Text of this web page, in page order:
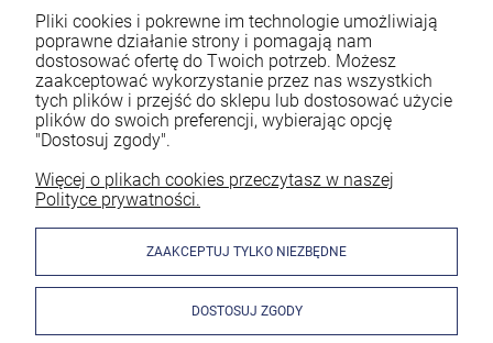
Pliki cookies i pokrewne im technologie umożliwiają
poprawne działanie strony i pomagają nam
dostosować ofertę do Twoich potrzeb. Możesz
zaakceptować wykorzystanie przez nas wszystkich
tych plików i przejść do sklepu lub dostosować użycie
plików do swoich preferencji, wybierając opcję
"Dostosuj zgody".
Więcej o plikach cookies przeczytasz w naszej
Polityce prywatności.
ZAAKCEPTUJ TYLKO NIEZBĘDNE
DOSTOSUJ ZGODY